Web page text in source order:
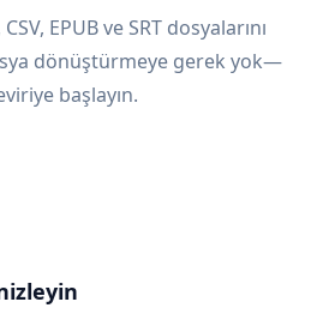
EPUB ve SRT dosyalarını
dönüştürmeye gerek yok—
başlayın.